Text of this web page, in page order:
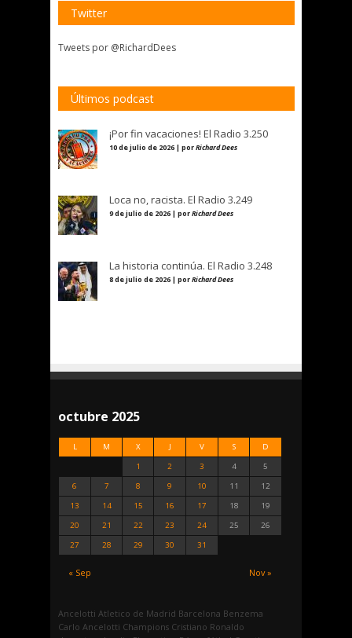
Twitter
Tweets por @RichardDees
Últimos podcast
¡Por fin vacaciones! El Radio 3.250
10 de julio de 2026 | porRichard Dees
Loca no, racista. El Radio 3.249
9 de julio de 2026 | porRichard Dees
La historia continúa. El Radio 3.248
8 de julio de 2026 | porRichard Dees
octubre 2025
L M X J V S D
« Sep Nov »
1 2 3 4
5
6
7 8 9 10 11
12
13
14 15 16 17 18
19
20
21 22 23 24 25
26
27
28 29 30 31
Ancelotti Atletico de Madrid Barcelona Benzema
Carlo Ancelotti Champions Cristiano Ronaldo